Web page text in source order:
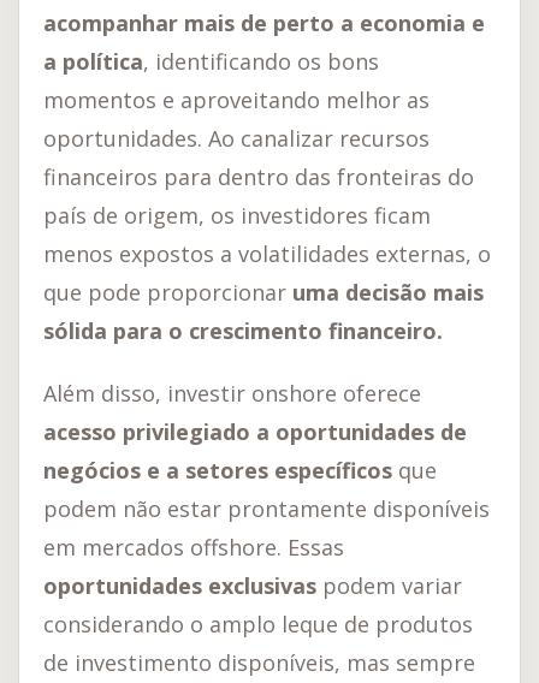
acompanhar mais de perto a economia e
a política, identificando os bons
momentos e aproveitando melhor as
oportunidades. Ao canalizar recursos
financeiros para dentro das fronteiras do
país de origem, os investidores ficam
menos expostos a volatilidades externas, o
que pode proporcionar uma decisão mais
sólida para o crescimento financeiro.
Além disso, investir onshore oferece
acesso privilegiado a oportunidades de
negócios e a setores específicos que
podem não estar prontamente disponíveis
em mercados offshore. Essas
oportunidades exclusivas podem variar
considerando o amplo leque de produtos
de investimento disponíveis, mas sempre